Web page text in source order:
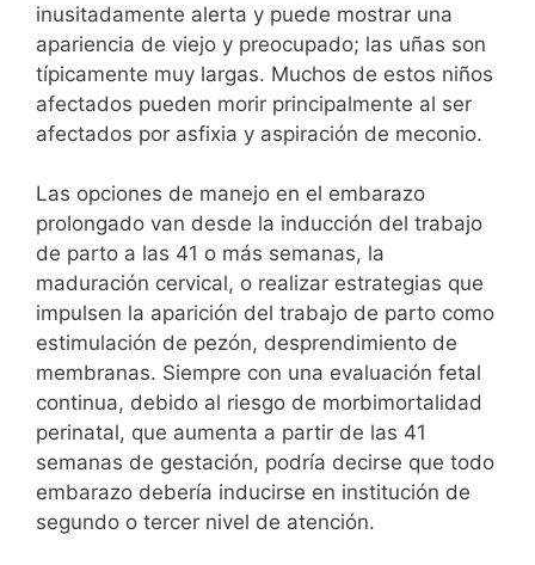
inusitadamente alerta y puede mostrar una
apariencia de viejo y preocupado; las uñas son
típicamente muy largas. Muchos de estos niños
afectados pueden morir principalmente al ser
afectados por asfixia y aspiración de meconio.
Las opciones de manejo en el embarazo
prolongado van desde la inducción del trabajo
de parto a las 41 o más semanas, la
maduración cervical, o realizar estrategias que
impulsen la aparición del trabajo de parto como
estimulación de pezón, desprendimiento de
membranas. Siempre con una evaluación fetal
continua, debido al riesgo de morbimortalidad
perinatal, que aumenta a partir de las 41
semanas de gestación, podría decirse que todo
embarazo debería inducirse en institución de
segundo o tercer nivel de atención.